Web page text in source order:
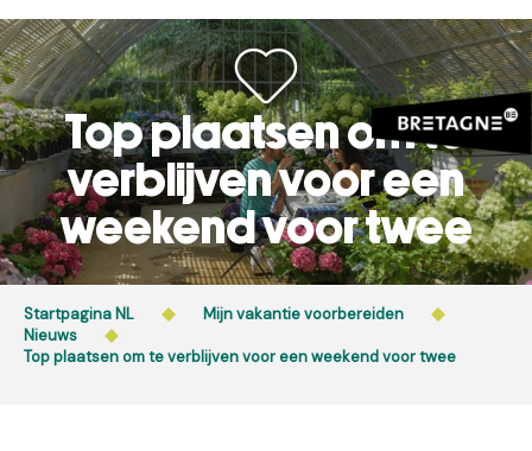
Aller
au
contenu
principal
Top plaatsen om te
verblijven voor een
weekend voor twee
Startpagina NL
Mijn vakantie voorbereiden
Nieuws
Top plaatsen om te verblijven voor een weekend voor twee